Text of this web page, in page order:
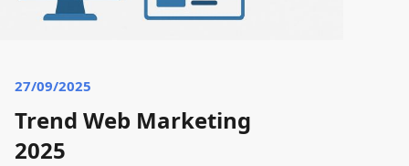
27/09/2025
Trend Web Marketing
2025